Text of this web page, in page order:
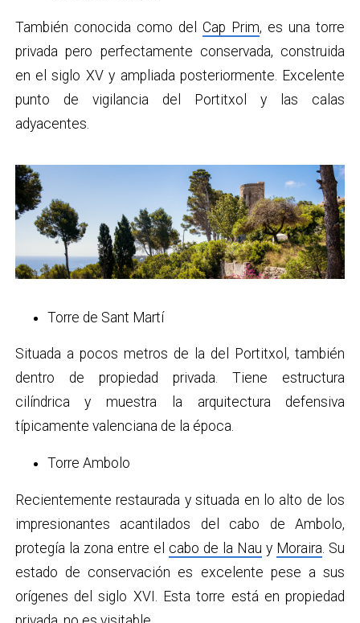
También conocida como del Cap Prim, es una torre
privada pero perfectamente conservada, construida
en el siglo XV y ampliada posteriormente. Excelente
punto de vigilancia del Portitxol y las calas
adyacentes.
Torre de Sant Martí
Situada a pocos metros de la del Portitxol, también
dentro de propiedad privada. Tiene estructura
cilíndrica y muestra la arquitectura defensiva
típicamente valenciana de la época.
Torre Ambolo
Recientemente restaurada y situada en lo alto de los
impresionantes acantilados del cabo de Ambolo,
protegía la zona entre el cabo de la Nau y Moraira . Su
estado de conservación es excelente pese a sus
orígenes del siglo XVI. Esta torre está en propiedad